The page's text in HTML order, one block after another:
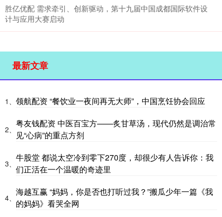
胜亿优配 需求牵引、创新驱动，第十九届中国成都国际软件设
计与应用大赛启动
最新文章
1、 领航配资 “餐饮业一夜间再无大师”，中国烹饪协会回应
2、
粤友钱配资 中医百宝方——炙甘草汤，现代仍然是调治常
见“心病”的重点方剂
3、
牛股堂 都说太空冷到零下270度，却很少有人告诉你：我
们正活在一个温暖的奇迹里
4、
海越互赢 “妈妈，你是否也打听过我？”搬瓜少年一篇《我
的妈妈》看哭全网